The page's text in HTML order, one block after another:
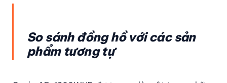
So sánh đồng hồ với các sản
phẩm tương tự